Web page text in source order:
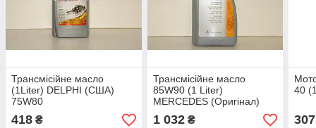
Трансмісійне масло
(1Liter) DELPHI (США)
75W80
418 ₴
Трансмісійне масло
85W90 (1 Liter)
MERCEDES (Оригінал)
000989030411AOHW
1 032₴
40
307